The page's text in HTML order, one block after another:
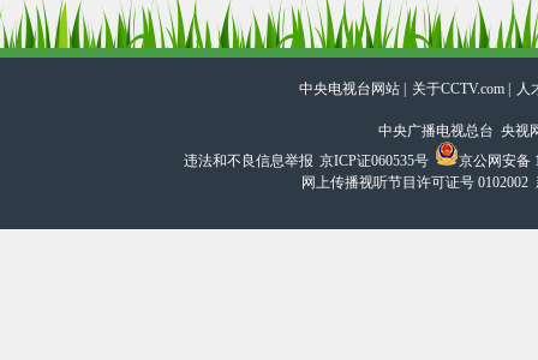
中央电视台网站 关于CCTV.com 人
中央广播电视总台 央视
违法和不良信息举报 京ICP证060535号
京公网安备
网上传播视听节目许可证号 0102002